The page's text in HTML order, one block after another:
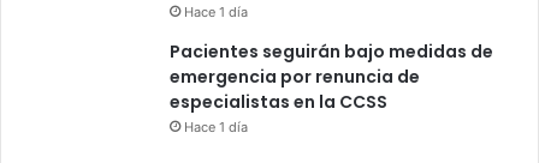
Hace 1 día
Pacientes seguirán bajo medidas de
emergencia por renuncia de
especialistas en la CCSS
Hace 1 día